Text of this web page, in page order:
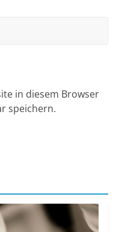
in diesem Browser
speichern.